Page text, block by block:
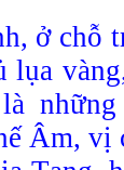
ở chỗ
Âm,